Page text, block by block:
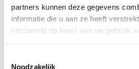
partners kunnen deze gegevens
informatie die u aan ze heeft
verzameld op basis van uw gebruik
Noodzakelijk